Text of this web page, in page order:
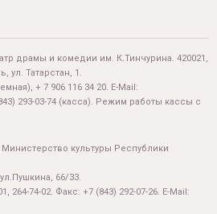
драмы и комедии им. К.Тинчурина. 420021,
ул. Татарстан, 1.
+ 7 906 116 34 20. E-Mail:
293-03-74 (касса). Режим работы кассы с
культуры Республики
66/33.
264-74-02. Факс: +7 (843) 292-07-26. E-Mail: